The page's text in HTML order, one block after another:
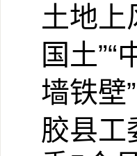
土地上
国土”“
墙铁壁
胶县工